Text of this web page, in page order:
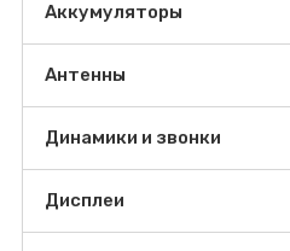
Аккумуляторы
Антенны
Динамики и звонки
Дисплеи